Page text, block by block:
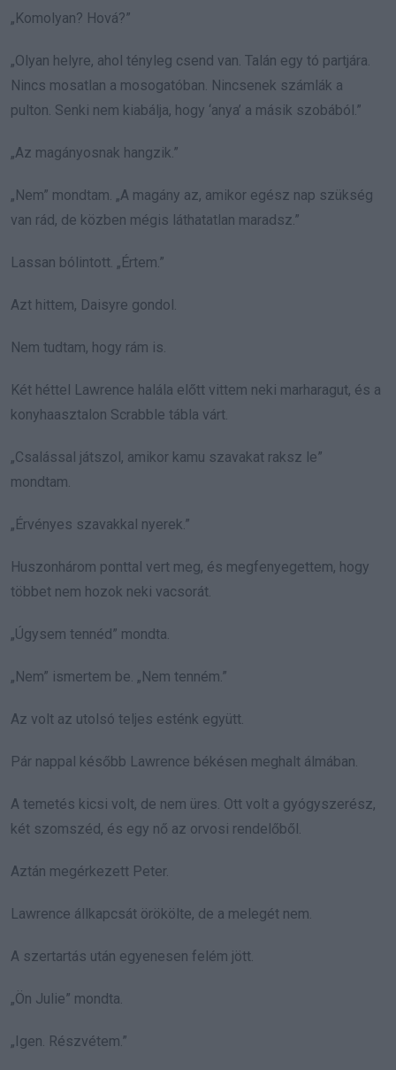
„Komolyan? Hová?”
„Olyan helyre, ahol tényleg csend van. Talán egy tó partjára.
Nincs mosatlan a mosogatóban. Nincsenek számlák a
pulton. Senki nem kiabálja, hogy ‘anya’ a másik szobából.”
„Az magányosnak hangzik.”
„Nem” mondtam. „A magány az, amikor egész nap szükség
van rád, de közben mégis láthatatlan maradsz.”
Lassan bólintott. „Értem.”
Azt hittem, Daisyre gondol.
Nem tudtam, hogy rám is.
Két héttel Lawrence halála előtt vittem neki marharagut, és a
konyhaasztalon Scrabble tábla várt.
„Csalással játszol, amikor kamu szavakat raksz le”
mondtam.
„Érvényes szavakkal nyerek.”
Huszonhárom ponttal vert meg, és megfenyegettem, hogy
többet nem hozok neki vacsorát.
„Úgysem tennéd” mondta.
„Nem” ismertem be. „Nem tenném.”
Az volt az utolsó teljes esténk együtt.
Pár nappal később Lawrence békésen meghalt álmában.
A temetés kicsi volt, de nem üres. Ott volt a gyógyszerész,
két szomszéd, és egy nő az orvosi rendelőből.
Aztán megérkezett Peter.
Lawrence állkapcsát örökölte, de a melegét nem.
A szertartás után egyenesen felém jött.
„Ön Julie” mondta.
„Igen. Részvétem.”